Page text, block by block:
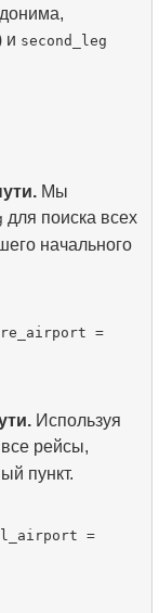
и second_leg
Мы
для поиска всех
начального
=
Используя
рейсы,
пункт.
=